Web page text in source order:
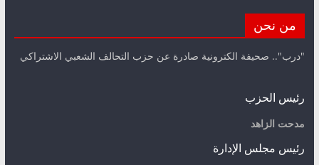
من نحن
"درب".. صحيفة الكترونية صادرة عن حزب التحالف الشعبي الاشتراكي
رئيس الحزب
مدحت الزاهد
رئيس مجلس الإدارة